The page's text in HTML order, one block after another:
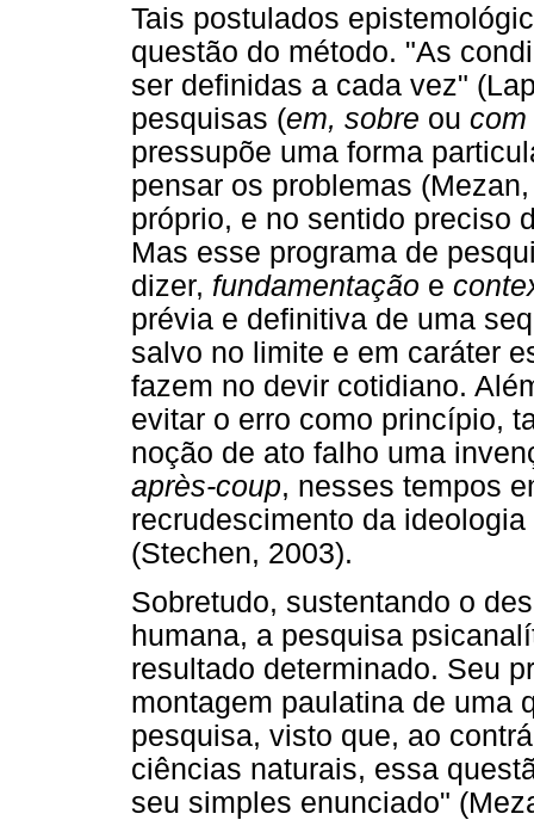
Tais postulados
questão do método. "As
ser definidas a cada vez"
pesquisas (em, sobre ou com
pressupõe uma forma
pensar os problemas
próprio, e no sentido preciso
Mas esse programa de
dizer, fundamentação e
prévia e definitiva de uma
salvo no limite e em caráter
fazem no devir cotidiano.
evitar o erro como princípio,
noção de ato falho uma
après-coup, nesses tempos
recrudescimento da
(Stechen, 2003).
Sobretudo, sustentando o
humana, a pesquisa
resultado determinado. Seu
montagem paulatina de uma
pesquisa, visto que, ao
ciências naturais, essa
seu simples enunciado"